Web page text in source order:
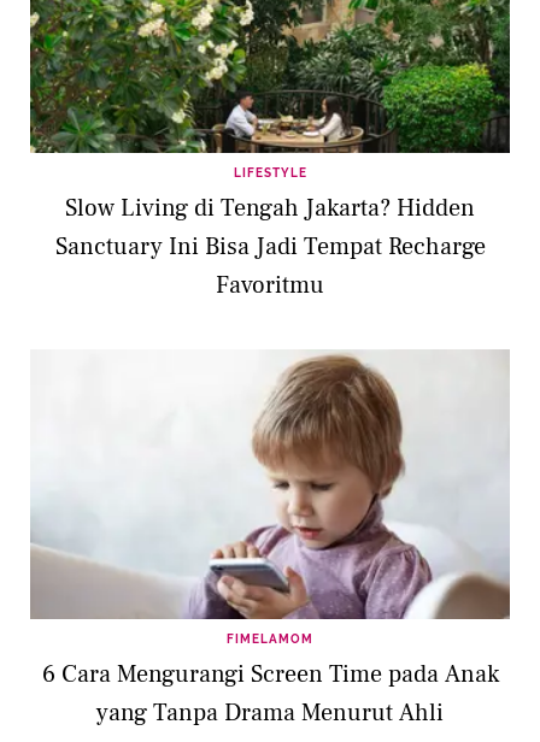
LIFESTYLE
Slow Living di Tengah Jakarta? Hidden
Sanctuary Ini Bisa Jadi Tempat Recharge
Favoritmu
FIMELAMOM
6 Cara Mengurangi Screen Time pada Anak
yang Tanpa Drama Menurut Ahli